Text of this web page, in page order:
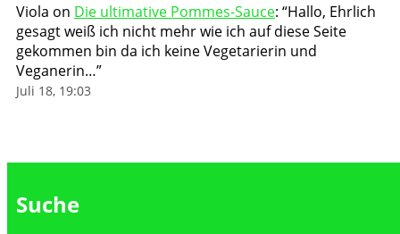
Viola on Die ultimative Pommes-Sauce: “Hallo, Ehrlich
gesagt weiß ich nicht mehr wie ich auf diese Seite
gekommen bin da ich keine Vegetarierin und
Veganerin…”
Juli 18, 19:03
Suche